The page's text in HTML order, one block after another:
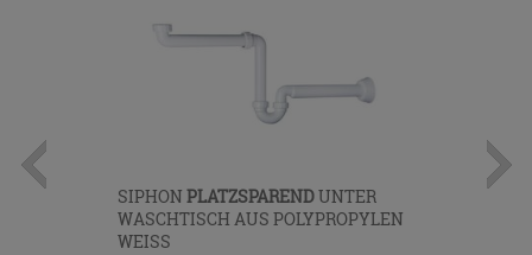
SIPHON PLATZSPARENDUNTER
WASCHTISCH AUS POLYPROPYLEN
WEISS